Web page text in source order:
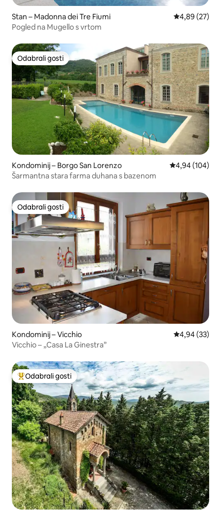
Stan – Madonna dei Tre Fiumi Prosječna
4,89 (27)
Pogled na Mugello s vrtom
Odabrali gosti
Odabrali gosti
Kondominij – Borgo San Lorenzo Prosječna
4,94 (104)
Šarmantna stara farma duhana s bazenom
Odabrali gosti
Odabrali gosti
Kondominij – Vicchio Prosječna
4,94 (33)
Vicchio – „Casa La Ginestra”
Među najviše rangiranima s oznakom „Odabrali gosti”
Odabrali gosti